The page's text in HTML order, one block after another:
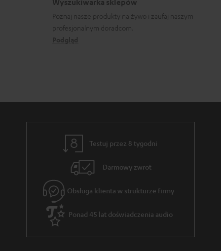
a
y
s
y
e
d
z
a
r
a
o
n
t
e
Wyszukiwarka sklepów
Poznaj nasze produkty na żywo i zaufaj naszym
profesjonalnym doradcom.
Testuj przez 8 tygodni
Darmowy zwrot
Obsługa klienta w strukturze firmy
Ponad 45 lat doświadczenia audio